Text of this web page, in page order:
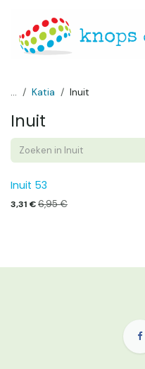
... Katia Inuit
Inuit
Inuit 53
3,31 €6,95€